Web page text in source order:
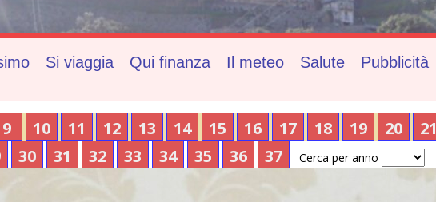
Si viaggia Qui finanza Il meteo Salute Pubblicità
9 10 11 12 13 14 15 16 17 18 19 20 21
30 31 32 33 34 35 36 37 Cerca per anno